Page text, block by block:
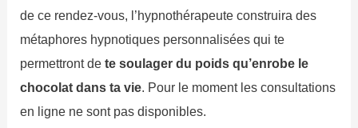
de ce rendez-vous, l’hypnothérapeute construira des
métaphores hypnotiques personnalisées qui te
permettront dete soulager du poids qu’enrobe le
chocolat dans ta vie. Pour le moment les consultations
en ligne ne sont pas disponibles.